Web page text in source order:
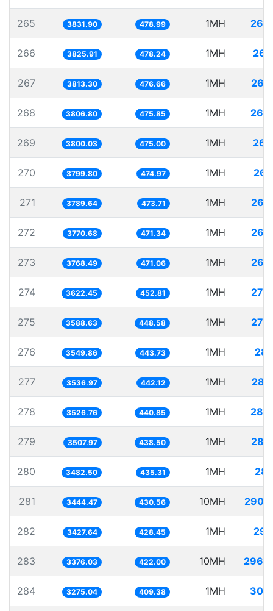
265 3831.90 478.99 1MH
266 3825.91 478.24 1MH
267 3813.30 476.66 1MH
268 3806.80 475.85 1MH
269 3800.03 475.00 1MH
270 3799.80 474.97 1MH
271 3789.64 473.71 1MH
272 3770.68 471.34 1MH
273 3768.49 471.06 1MH
274 3622.45 452.81 1MH
275 3588.63 448.58 1MH
276 3549.86 443.73 1MH
277 3536.97 442.12 1MH
278 3526.76 440.85 1MH
279 3507.97 438.50 1MH
280 3482.50 435.31 1MH
281 3444.47 430.56 10MH
282 3427.64 428.45 1MH
283 3376.03 422.00 10MH
284 3275.04 409.38 1MH